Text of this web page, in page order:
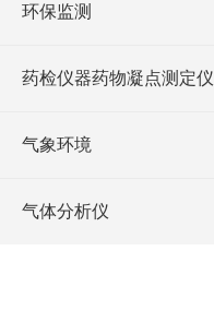
环保监测
药检仪器药物凝点测定仪
气象环境
气体分析仪